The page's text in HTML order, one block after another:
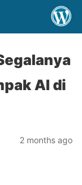
AI di
2 months ago